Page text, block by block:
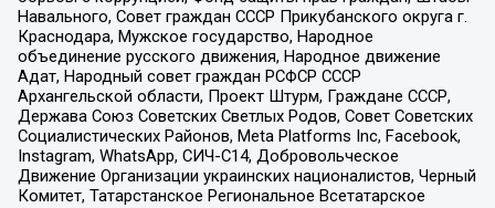
Навального, Совет граждан СССР Прикубанского округа г.
Краснодара, Мужское государство, Народное
объединение русского движения, Народное движение
Адат, Народный совет граждан РСФСР СССР
Архангельской области, Проект Штурм, Граждане СССР,
Держава Союз Советских Светлых Родов, Совет Советских
Социалистических Районов, Meta Platforms Inc, Facebook,
Instagram, WhatsApp, СИЧ-С14, Добровольческое
Движение Организации украинских националистов, Черный
Комитет, Татарстанское Региональное Всетатарское